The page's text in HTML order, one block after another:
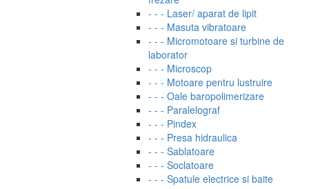
- - - Laser/ aparat de lipit
- - - Masuta vibratoare
- - - Micromotoare si turbine de
laborator
- - - Microscop
- - - Motoare pentru lustruire
- - - Oale baropolimerizare
- - - Paralelograf
- - - Pindex
- - - Presa hidraulica
- - - Sablatoare
- - - Soclatoare
- - - Spatule electrice si baite